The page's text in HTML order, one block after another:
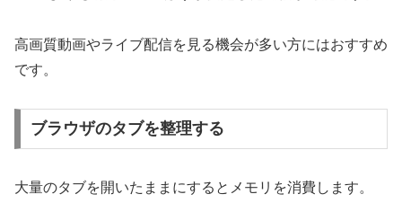
高画質動画やライブ配信を見る機会が多い方にはおすすめ
です。
ブラウザのタブを整理する
大量のタブを開いたままにするとメモリを消費します。